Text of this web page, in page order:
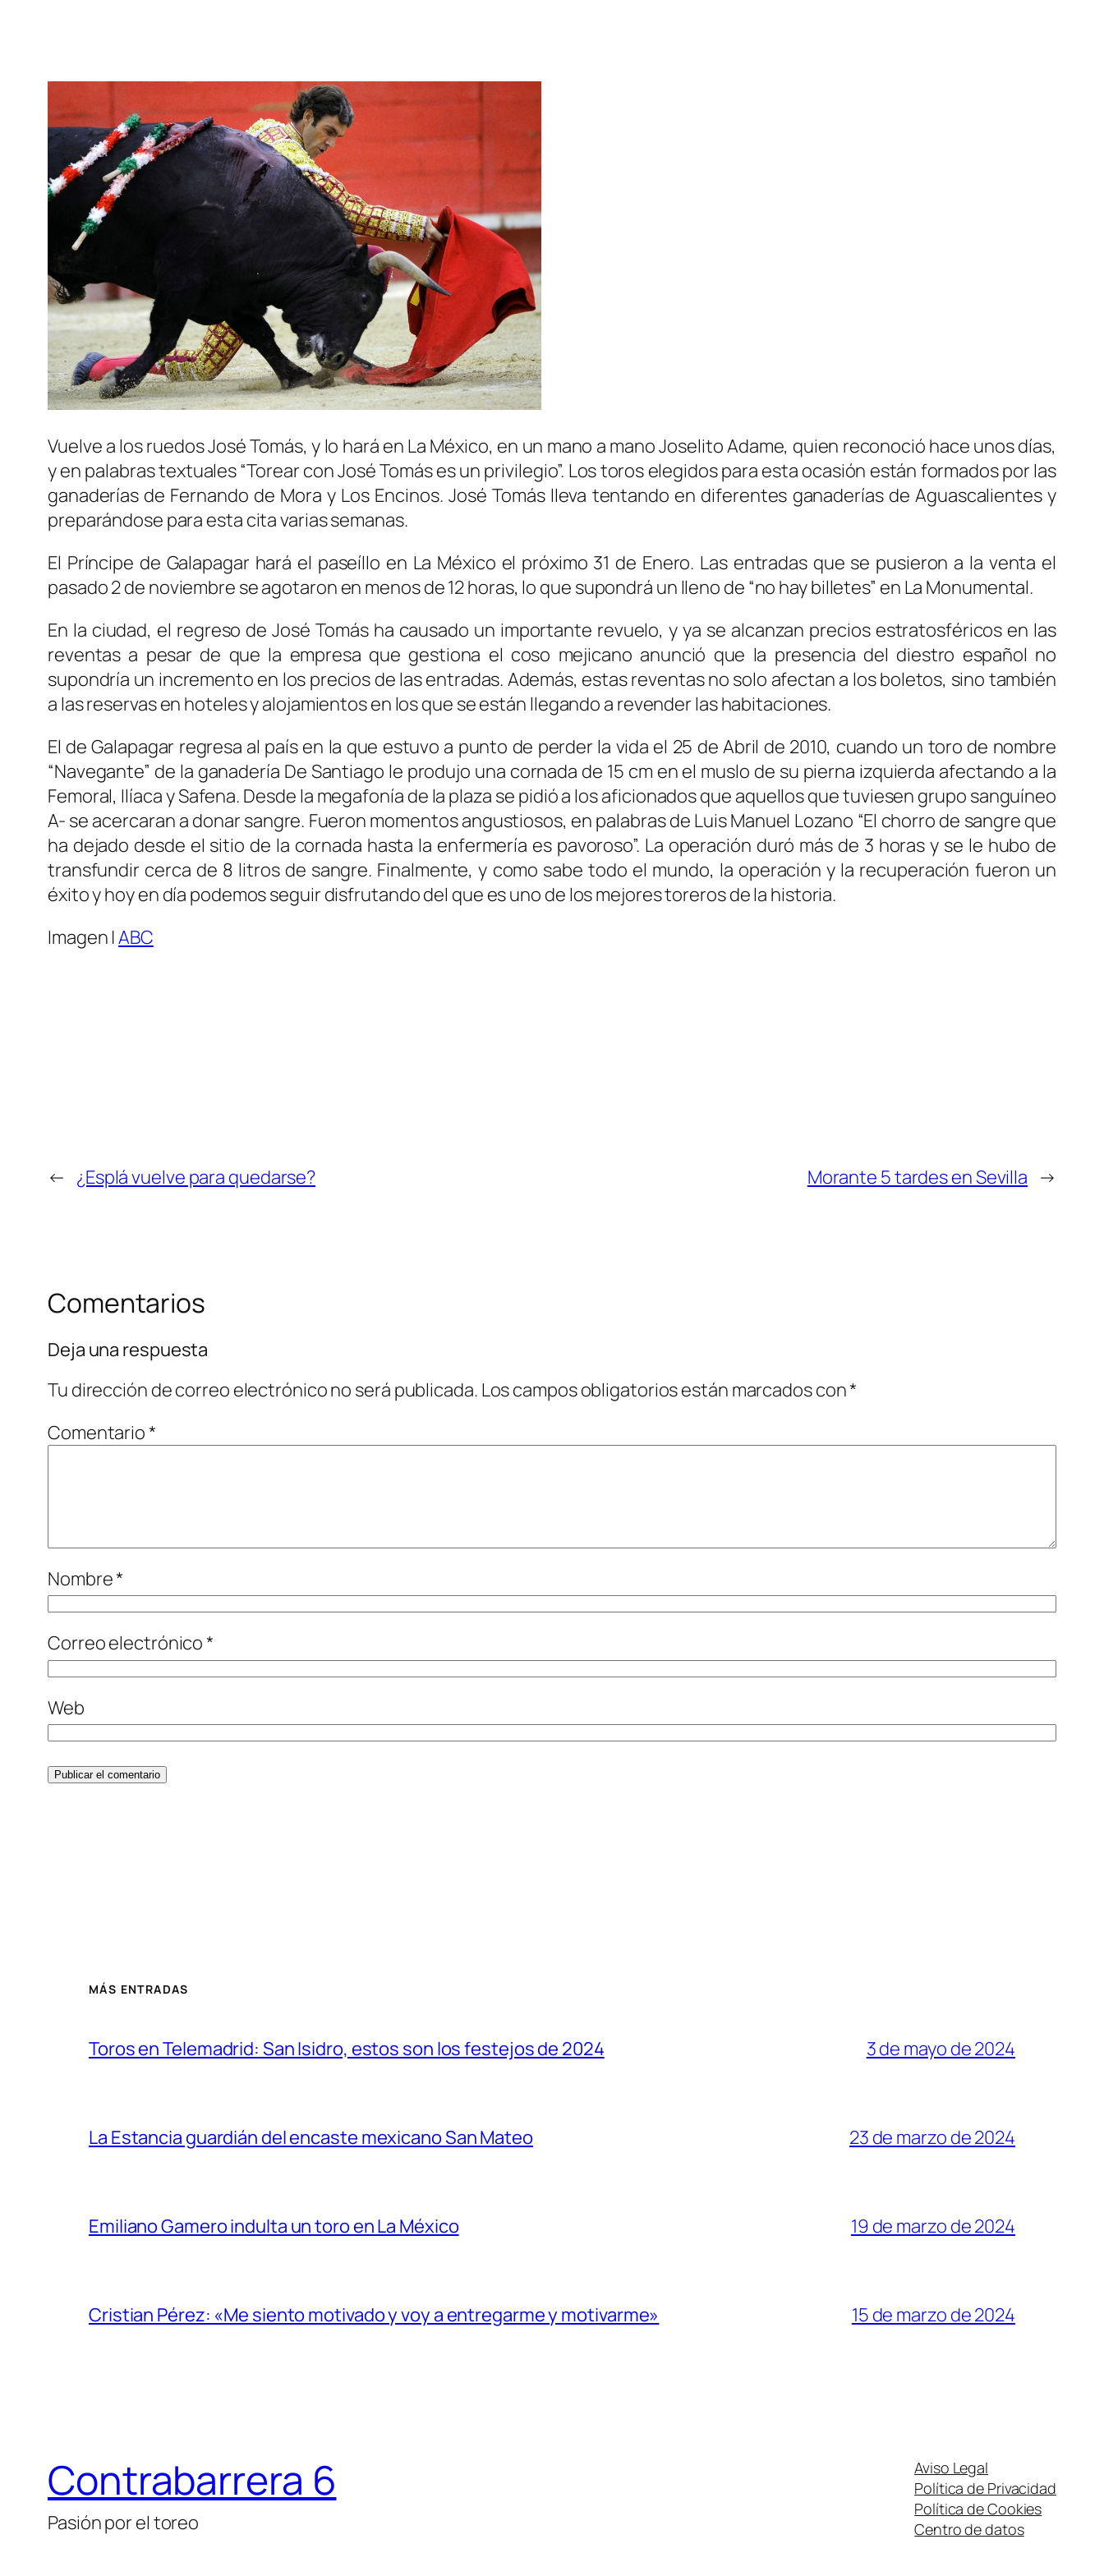
Vuelve a los ruedos José Tomás, y lo hará en La México, en un mano a mano Joselito Adame, quien reconoció hace unos días,
y en palabras textuales “Torear con José Tomás es un privilegio”. Los toros elegidos para esta ocasión están formados por las
ganaderías de Fernando de Mora y Los Encinos. José Tomás lleva tentando en diferentes ganaderías de Aguascalientes y
preparándose para esta cita varias semanas.
El Príncipe de Galapagar hará el paseíllo en La México el próximo 31 de Enero. Las entradas que se pusieron a la venta el
pasado 2 de noviembre se agotaron en menos de 12 horas, lo que supondrá un lleno de “no hay billetes” en La Monumental.
En la ciudad, el regreso de José Tomás ha causado un importante revuelo, y ya se alcanzan precios estratosféricos en las
reventas a pesar de que la empresa que gestiona el coso mejicano anunció que la presencia del diestro español no
supondría un incremento en los precios de las entradas. Además, estas reventas no solo afectan a los boletos, sino también
a las reservas en hoteles y alojamientos en los que se están llegando a revender las habitaciones.
El de Galapagar regresa al país en la que estuvo a punto de perder la vida el 25 de Abril de 2010, cuando un toro de nombre
“Navegante” de la ganadería De Santiago le produjo una cornada de 15 cm en el muslo de su pierna izquierda afectando a la
Femoral, Ilíaca y Safena. Desde la megafonía de la plaza se pidió a los aficionados que aquellos que tuviesen grupo sanguíneo
A- se acercaran a donar sangre. Fueron momentos angustiosos, en palabras de Luis Manuel Lozano “El chorro de sangre que
ha dejado desde el sitio de la cornada hasta la enfermería es pavoroso”. La operación duró más de 3 horas y se le hubo de
transfundir cerca de 8 litros de sangre. Finalmente, y como sabe todo el mundo, la operación y la recuperación fueron un
éxito y hoy en día podemos seguir disfrutando del que es uno de los mejores toreros de la historia.
Imagen |ABC
← ¿Esplá vuelve para quedarse? Morante 5 tardes en Sevilla →
Comentarios
Deja una respuesta
Tu dirección de correo electrónico no será publicada. Los campos obligatorios están marcados con*
Comentario*
Nombre*
Correo electrónico*
Web
MÁS ENTRADAS
Toros en Telemadrid: San Isidro, estos son los festejos de 2024 3 de mayo de 2024
La Estancia guardián del encaste mexicano San Mateo 23 de marzo de 2024
Emiliano Gamero indulta un toro en La México 19 de marzo de 2024
Cristian Pérez: «Me siento motivado y voy a entregarme y motivarme» 15 de marzo de 2024
Contrabarrera 6
Pasión por el toreo
Aviso Legal
Política de Privacidad
Política de Cookies
Centro de datos